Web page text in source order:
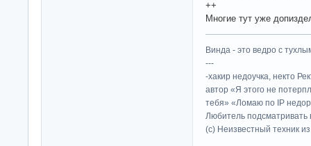
++
Многие тут уже
Винда - это ведро с
---
-хакир недоучка, некто
автор «Я этого не
тебя» «Ломаю по IP
Любитель подсматривать
(c) Неизвестный техник